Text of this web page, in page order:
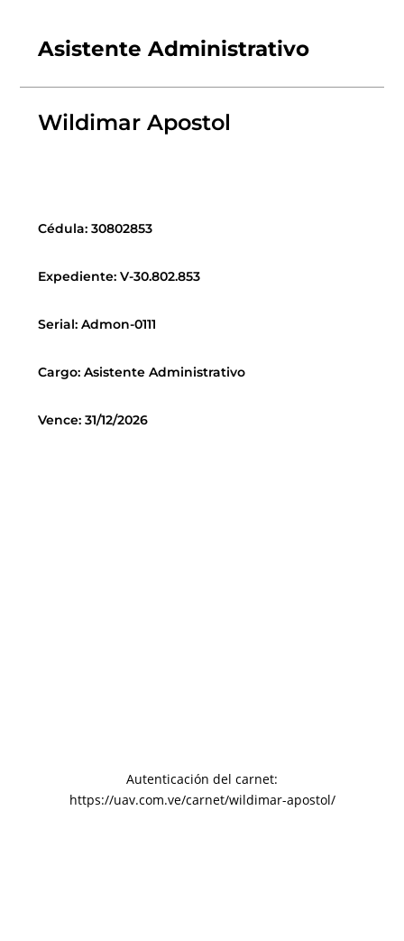
Asistente Administrativo
Wildimar Apostol
Cédula: 30802853
Expediente: V-30.802.853
Serial: Admon-0111
Cargo: Asistente Administrativo
Vence: 31/12/2026
Autenticación del carnet:
https://uav.com.ve/carnet/wildimar-apostol/